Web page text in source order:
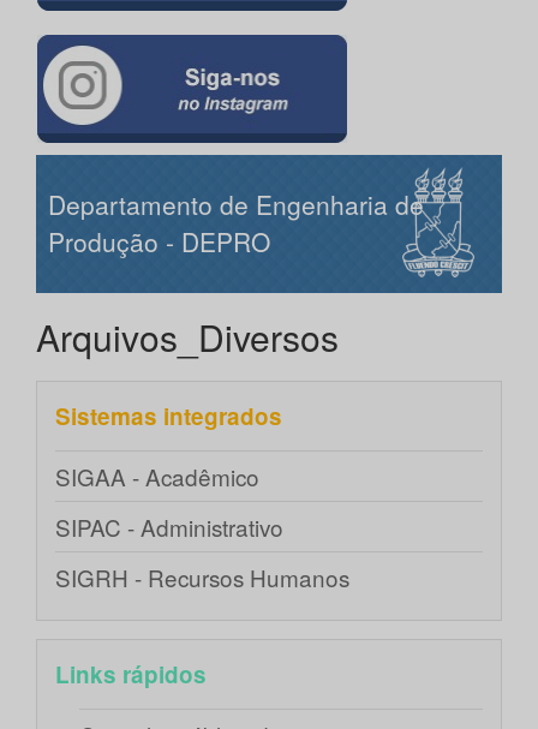
Departamento de Engenharia de
Produção - DEPRO
Arquivos_Diversos
Sistemas integrados
SIGAA - Acadêmico
SIPAC - Administrativo
SIGRH - Recursos Humanos
Links rápidos